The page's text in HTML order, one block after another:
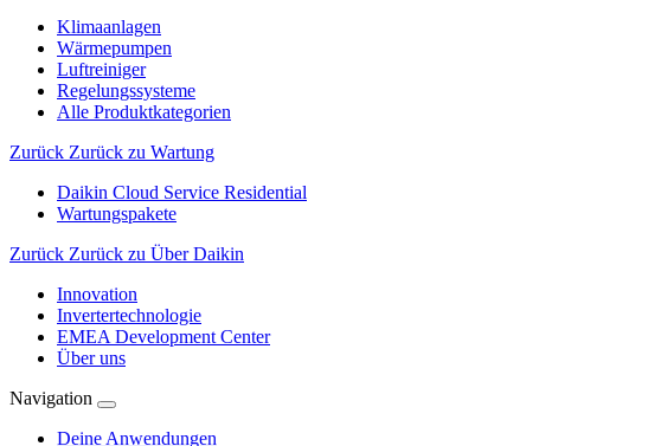
Klimaanlagen
Wärmepumpen
Luftreiniger
Regelungssysteme
Alle Produktkategorien
Zurück Zurück zu Wartung
Daikin Cloud Service Residential
Wartungspakete
Zurück Zurück zu Über Daikin
Innovation
Invertertechnologie
EMEA Development Center
Über uns
Navigation
Deine Anwendungen